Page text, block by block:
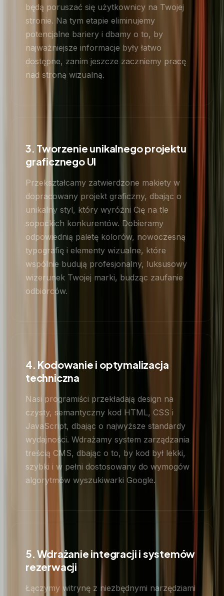
będą poruszać się użytkownicy na Twojej
stronie. Na tym etapie eliminujemy
potencjalne bariery i dbamy o to, by
najważniejsze informacje były łatwo
dostępne, zanim jeszcze zaczniemy pracę
nad stroną wizualną.
3. Tworzenie unikalnego projektu
graficznego UI
Przekształcamy zatwierdzone makiety w
dopracowany projekt graficzny, dbając o
unikalny styl, który wyróżni Cię na tle
sopockich konkurentów. Dobieramy
odpowiednią paletę kolorów, nowoczesną
typografię i elementy wizualne, które
wspólnie budują profesjonalny, luksusowy
wizerunek Twojej marki, budząc zaufanie
odbiorców.
4. Kodowanie i optymalizacja
techniczna
Nasi programiści przekładają design na
czysty, semantyczny kod HTML, CSS i
JavaScript, dbając o najwyższe standardy
wydajności. Wdrażamy system zarządzania
treścią CMS, dbając o to, by kod był lekki,
szybki i w pełni dostosowany do wymogów
algorytmów wyszukiwarki Google.
5. Wdrażanie integracji i systemów
rezerwacji
Łączymy witrynę z niezbędnymi narzędziami